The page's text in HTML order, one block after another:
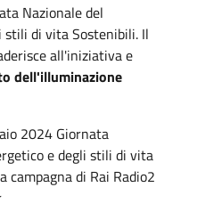
Nazionale del
stili di vita Sostenibili. Il
all'iniziativa e
dell'illuminazione
2024 Giornata
e degli stili di vita
campagna di Rai Radio2